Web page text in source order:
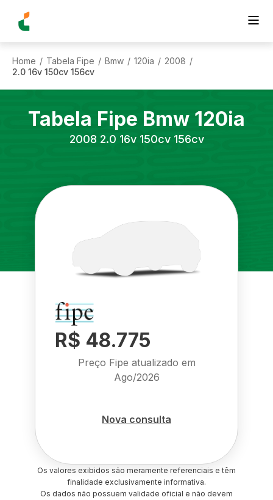
Home / Tabela Fipe / Bmw / 120ia / 2008 /
2.0 16v 150cv 156cv
Tabela Fipe Bmw 120ia
2008 2.0 16v 150cv 156cv
R$ 48.775
Preço Fipe atualizado em
Ago/2026
Nova consulta
Os valores exibidos são meramente referenciais e têm
finalidade exclusivamente informativa.
Os dados não possuem validade oficial e não devem